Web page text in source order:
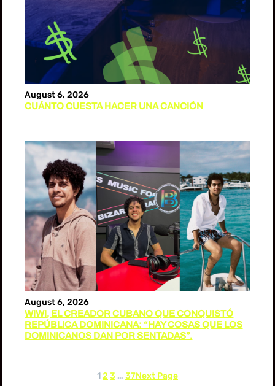
August 6, 2026
CUÁNTO CUESTA HACER UNA CANCIÓN
August 6, 2026
WIWI, EL CREADOR CUBANO QUE CONQUISTÓ
REPÚBLICA DOMINICANA: “HAY COSAS QUE LOS
DOMINICANOS DAN POR SENTADAS”.
12 3 … 37Next Page